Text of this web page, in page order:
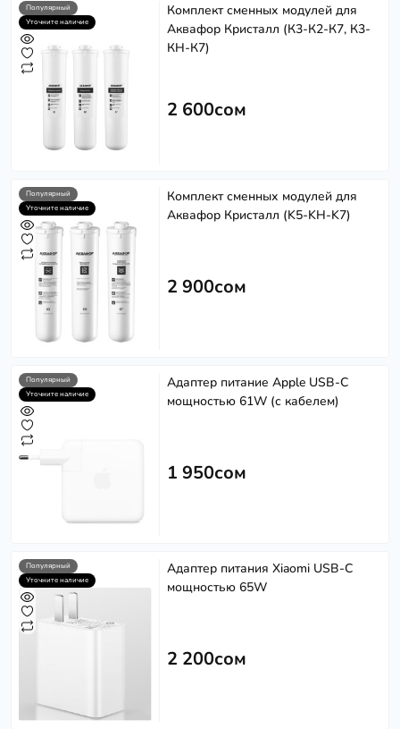
Популярный
Уточните наличие
Комплект сменных модулей для
Аквафор Кристалл (К3-К2-К7, К3-
КН-К7)
2 600сом
Популярный
Уточните наличие
Комплект сменных модулей для
Аквафор Кристалл (K5-KH-K7)
2 900сом
Популярный
Уточните наличие
Адаптер питание Apple USB-C
мощностью 61W (с кабелем)
1 950сом
Популярный
Уточните наличие
Адаптер питания Xiaomi USB-C
мощностью 65W
2 200сом